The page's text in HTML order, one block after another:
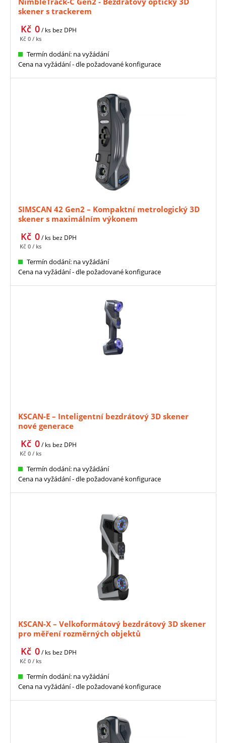
skener s trackerem
0
Kč / ks bez DPH
0
Kč / ks
Termín dodání: na vyžádání
Cena na vyžádání - dle požadované konfigurace
SIMSCAN 42 Gen2 – Kompaktní metrologický 3D
skener s maximálním výkonem
0
Kč / ks bez DPH
0
Kč / ks
Termín dodání: na vyžádání
Cena na vyžádání - dle požadované konfigurace
KSCAN-E – Inteligentní bezdrátový 3D skener
nové generace
0
Kč / ks bez DPH
0
Kč / ks
Termín dodání: na vyžádání
Cena na vyžádání - dle požadované konfigurace
KSCAN-X – Velkoformátový bezdrátový 3D skener
pro měření rozměrných objektů
0
Kč / ks bez DPH
0
Kč / ks
Termín dodání: na vyžádání
Cena na vyžádání - dle požadované konfigurace